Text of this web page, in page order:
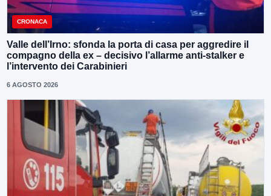
CRONACA
Valle dell’Irno: sfonda la porta di casa per aggredire il
compagno della ex – decisivo l’allarme anti-stalker e
l’intervento dei Carabinieri
6 AGOSTO 2026